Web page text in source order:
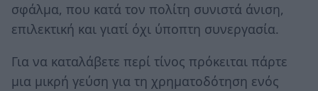
σφάλμα, που κατά τον πολίτη συνιστά άνιση,
επιλεκτική και γιατί όχι ύποπτη συνεργασία.
Για να καταλάβετε περί τίνος πρόκειται πάρτε
μια μικρή γεύση για τη χρηματοδότηση ενός